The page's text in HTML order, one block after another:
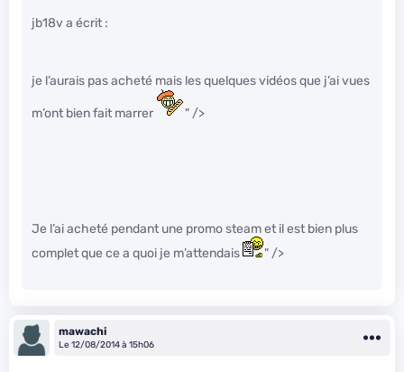
jb18v a écrit :
je l’aurais pas acheté mais les quelques vidéos que j’ai vues
m’ont bien fait marrer " />
Je l’ai acheté pendant une promo steam et il est bien plus
complet que ce a quoi je m’attendais
" />
mawachi
Le 12/08/2014 à 15h06